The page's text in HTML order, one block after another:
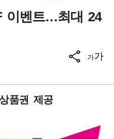
이벤트…최대 24
가가
품권 제공